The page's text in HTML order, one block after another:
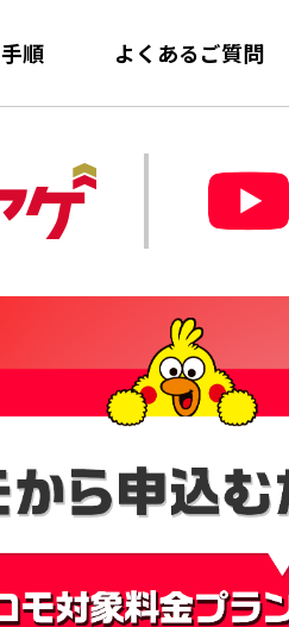
順 よくあるご質問